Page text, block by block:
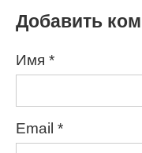
Добавить
Имя *
Email *